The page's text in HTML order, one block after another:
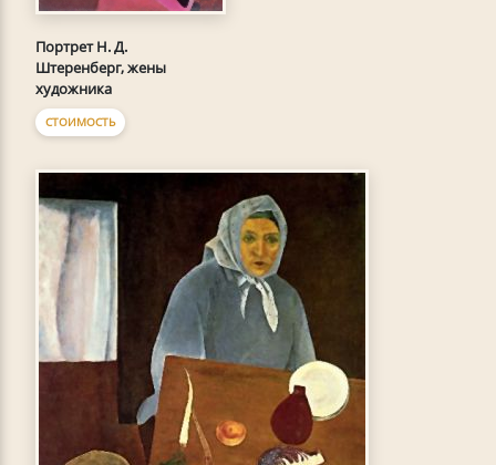
Портрет Н. Д.
Штеренберг, жены
художника
СТОИМОСТЬ